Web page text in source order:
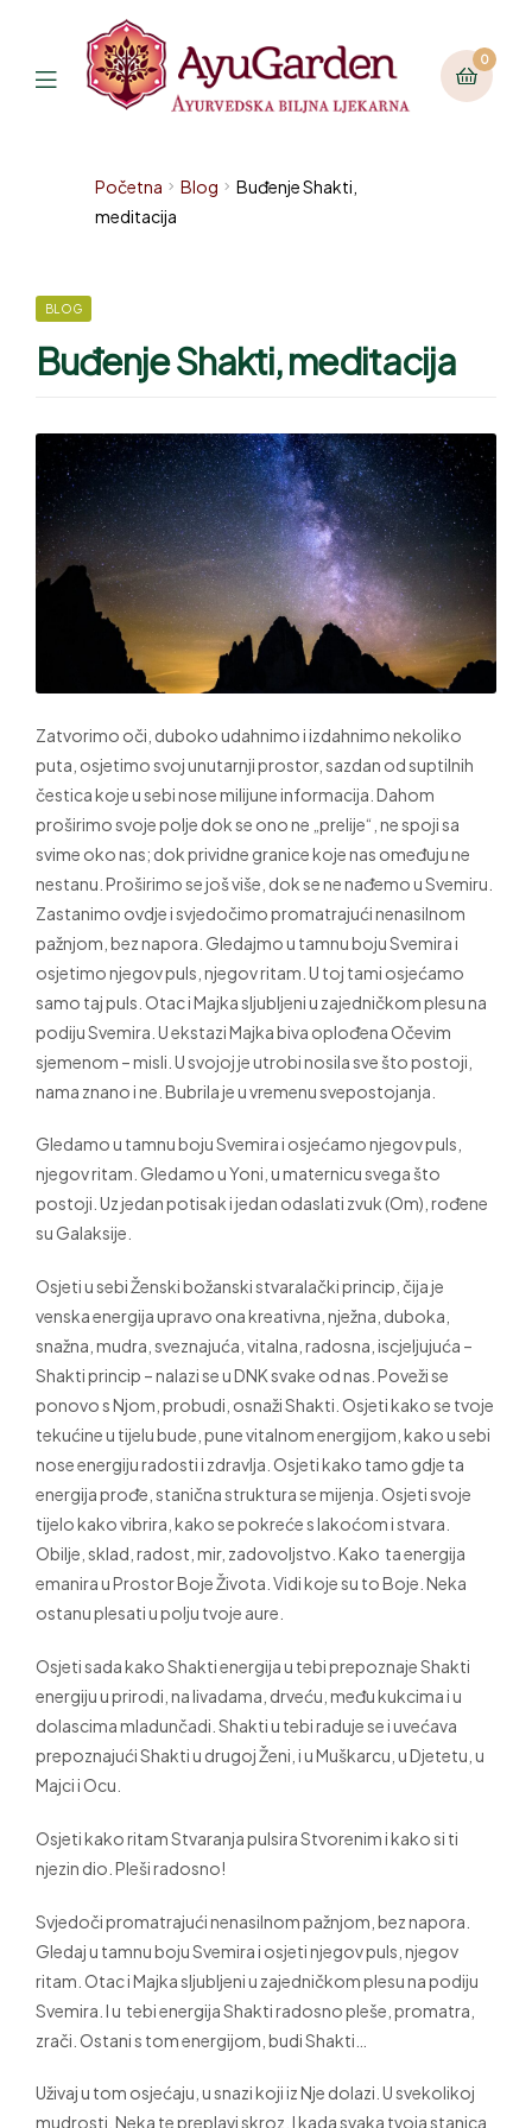
0
Početna Blog
Buđenje Shakti,
meditacija
BLOG
Buđenje Shakti, meditacija
Zatvorimo oči, duboko udahnimo i izdahnimo nekoliko
puta, osjetimo svoj unutarnji prostor, sazdan od suptilnih
čestica koje u sebi nose milijune informacija. Dahom
proširimo svoje polje dok se ono ne „prelije“, ne spoji sa
svime oko nas; dok prividne granice koje nas omeđuju ne
nestanu. Proširimo se još više, dok se ne nađemo u Svemiru.
Zastanimo ovdje i svjedočimo promatrajući nenasilnom
pažnjom, bez napora. Gledajmo u tamnu boju Svemira i
osjetimo njegov puls, njegov ritam. U toj tami osjećamo
samo taj puls. Otac i Majka sljubljeni u zajedničkom plesu na
podiju Svemira. U ekstazi Majka biva oplođena Očevim
sjemenom – misli. U svojoj je utrobi nosila sve što postoji,
nama znano i ne. Bubrila je u vremenu svepostojanja.
Gledamo u tamnu boju Svemira i osjećamo njegov puls,
njegov ritam. Gledamo u Yoni, u maternicu svega što
postoji. Uz jedan potisak i jedan odaslati zvuk (Om), rođene
su Galaksije.
Osjeti u sebi Ženski božanski stvaralački princip, čija je
venska energija upravo ona kreativna, nježna, duboka,
snažna, mudra, sveznajuća, vitalna, radosna, iscjeljujuća –
Shakti princip – nalazi se u DNK svake od nas. Poveži se
ponovo s Njom, probudi, osnaži Shakti. Osjeti kako se tvoje
tekućine u tijelu bude, pune vitalnom energijom, kako u sebi
nose energiju radosti i zdravlja. Osjeti kako tamo gdje ta
energija prođe, stanična struktura se mijenja. Osjeti svoje
tijelo kako vibrira, kako se pokreće s lakoćom i stvara.
Obilje, sklad, radost, mir, zadovoljstvo. Kako ta energija
emanira u Prostor Boje Života. Vidi koje su to Boje. Neka
ostanu plesati u polju tvoje aure.
Osjeti sada kako Shakti energija u tebi prepoznaje Shakti
energiju u prirodi, na livadama, drveću, među kukcima i u
dolascima mladunčadi. Shakti u tebi raduje se i uvećava
prepoznajući Shakti u drugoj Ženi, i u Muškarcu, u Djetetu, u
Majci i Ocu.
Osjeti kako ritam Stvaranja pulsira Stvorenim i kako si ti
njezin dio. Pleši radosno!
Svjedoči promatrajući nenasilnom pažnjom, bez napora.
Gledaj u tamnu boju Svemira i osjeti njegov puls, njegov
ritam. Otac i Majka sljubljeni u zajedničkom plesu na podiju
Svemira. I u tebi energija Shakti radosno pleše, promatra,
zrači. Ostani s tom energijom, budi Shakti…
Uživaj u tom osjećaju, u snazi koji iz Nje dolazi. U svekolikoj
mudrosti. Neka te preplavi skroz. I kada svaka tvoja stanica